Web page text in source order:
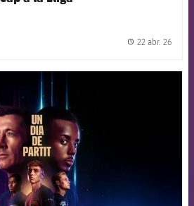
22 abr. 26
FCB Barcelona badge